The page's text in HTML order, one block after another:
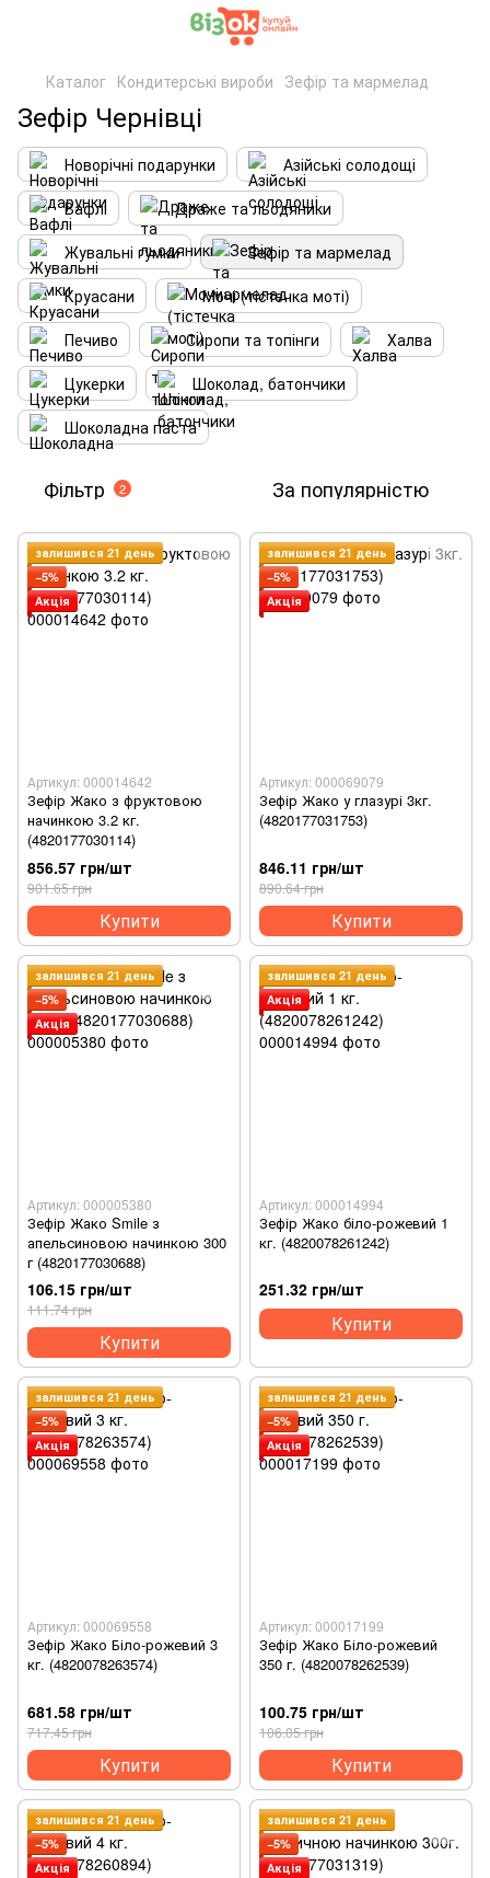
Каталог Кондитерські вироби Зефір та мармелад
Зефір Чернівці
Новорічні подарунки
Азійські солодощі
Вафлі
Драже та льодяники
Жувальні гумки
Зефір та мармелад
Круасани
Мочі (тістечка моті)
Печиво
Сиропи та топінги
Халва
Цукерки
Шоколад, батончики
Шоколадна паста
Фільтр 2 За популярністю
залишився 21 день
−5%
Акція
Артикул: 000014642
Зефір Жако з фруктовою
начинкою 3.2 кг.
(4820177030114)
856.57 грн/шт
901.65 грн
Купити
залишився 21 день
−5%
Акція
Артикул: 000069079
Зефір Жако у глазурі 3кг.
(4820177031753)
846.11 грн/шт
890.64 грн
Купити
залишився 21 день
−5%
Акція
Артикул: 000005380
Зефір Жако Smile з
апельсиновою начинкою 300
г (4820177030688)
106.15 грн/шт
111.74 грн
Купити
залишився 21 день
Акція
Артикул: 000014994
Зефір Жако біло-рожевий 1
кг. (4820078261242)
251.32 грн/шт
Купити
залишився 21 день
−5%
Акція
Артикул: 000069558
Зефір Жако Біло-рожевий 3
кг. (4820078263574)
681.58 грн/шт
717.45 грн
Купити
залишився 21 день
−5%
Акція
Артикул: 000017199
Зефір Жако Біло-рожевий
350 г. (4820078262539)
100.75 грн/шт
106.05 грн
Купити
залишився 21 день
−5%
Акція
залишився 21 день
−5%
Акція